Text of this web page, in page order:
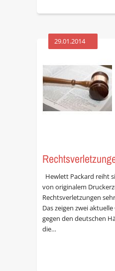
29.01.2014
Hewlett Packard reiht
von originalem
Rechtsverletzungen
Das zeigen zwei
gegen den deutschen
die…